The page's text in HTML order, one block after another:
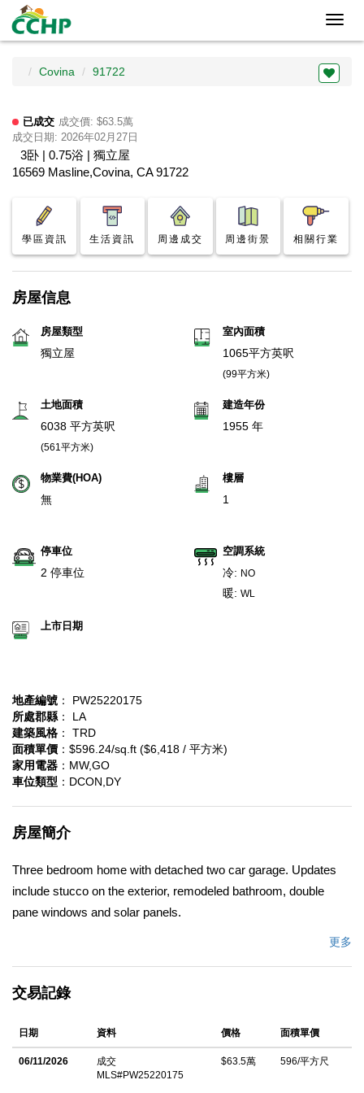
Covina 91722
已成交 成交價: $63.5萬
成交日期: 2026年02月27日
3卧 | 0.75浴 | 獨立屋
16569 Masline,Covina, CA 91722
學區資訊 生活資訊 周邊成交 周邊街景 相關行業
房屋信息
房屋類型
獨立屋
室內面積
1065平方英呎
(99平方米)
土地面積
6038 平方英呎
(561平方米)
建造年份
1955 年
物業費(HOA)
無
樓層
1
停車位
2 停車位
空調系統
冷: NO
暖: WL
上市日期
地產編號 ： PW25220175
所處郡縣 ： LA
建築風格 ： TRD
面積單價 ：$596.24/sq.ft ($6,418 / 平方米)
家用電器 ：MW,GO
車位類型 ：DCON,DY
房屋簡介
Three bedroom home with detached two car garage. Updates
include stucco on the exterior, remodeled bathroom, double
pane windows and solar panels.
中文描述更多
交易記錄
日期 資料 價格 面積單價
06/11/2026
成交
MLS#PW25220175
$63.5萬 596/平方尺